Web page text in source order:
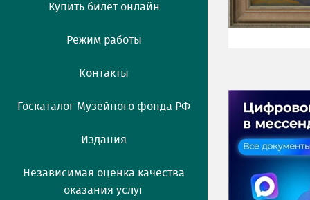
Купить билет онлайн
Режим работы
Контакты
Госкаталог Музейного фонда РФ
Издания
Независимая оценка качества
оказания услуг